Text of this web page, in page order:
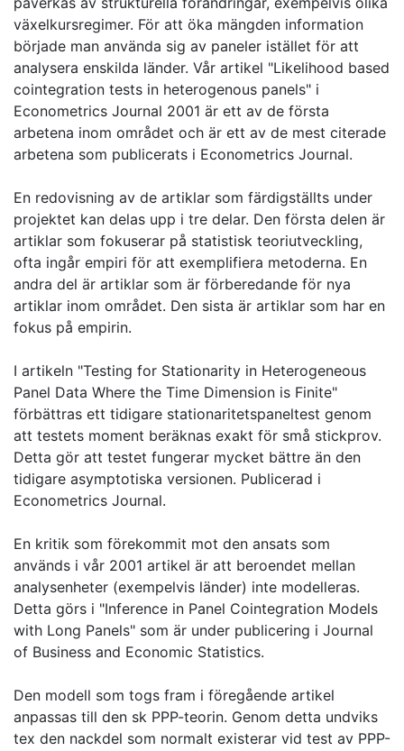
växelkursregimer. För att öka mängden information
började man använda sig av paneler istället för att
analysera enskilda länder. Vår artikel "Likelihood based
cointegration tests in heterogenous panels" i
Econometrics Journal 2001 är ett av de första
arbetena inom området och är ett av de mest citerade
arbetena som publicerats i Econometrics Journal.
En redovisning av de artiklar som färdigställts under
projektet kan delas upp i tre delar. Den första delen är
artiklar som fokuserar på statistisk teoriutveckling,
ofta ingår empiri för att exemplifiera metoderna. En
andra del är artiklar som är förberedande för nya
artiklar inom området. Den sista är artiklar som har en
fokus på empirin.
I artikeln "Testing for Stationarity in Heterogeneous
Panel Data Where the Time Dimension is Finite"
förbättras ett tidigare stationaritetspaneltest genom
att testets moment beräknas exakt för små stickprov.
Detta gör att testet fungerar mycket bättre än den
tidigare asymptotiska versionen. Publicerad i
Econometrics Journal.
En kritik som förekommit mot den ansats som
används i vår 2001 artikel är att beroendet mellan
analysenheter (exempelvis länder) inte modelleras.
Detta görs i "Inference in Panel Cointegration Models
with Long Panels" som är under publicering i Journal
of Business and Economic Statistics.
Den modell som togs fram i föregående artikel
anpassas till den sk PPP-teorin. Genom detta undviks
tex den nackdel som normalt existerar vid test av PPP-